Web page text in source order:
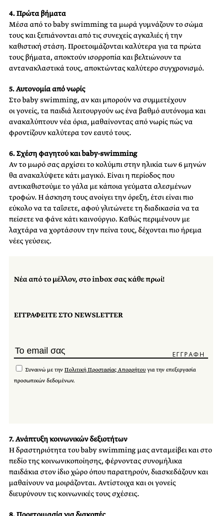
4. Πρώτα βήματα
Μέσα από το baby swimming τα μωρά γυμνάζουν το σώμα
τους και ξεπιάνονται από τις συνεχείς αγκαλιές ή την
καθιστική στάση. Προετοιμάζονται καλύτερα για τα πρώτα
τους βήματα, αποκτούν ισορροπία και βελτιώνουν τα
αντανακλαστικά τους, αποκτώντας καλύτερο συγχρονισμό.
5. Αυτονομία από νωρίς
Στο baby swimming, αν και μπορούν να συμμετέχουν
οι γονείς, τα παιδιά λειτουργούν ως ένα βαθμό αυτόνομα και
ανακαλύπτουν νέα όρια, μαθαίνοντας από νωρίς πώς να
φροντίζουν καλύτερα τον εαυτό τους.
6. Σχέση φαγητού και baby-swimming
Αν το μωρό σας αρχίσει το κολύμπι στην ηλικία των 6 μηνών
θα ανακαλύψετε κάτι μαγικό. Είναι η περίοδος που
αντικαθιστούμε το γάλα με κάποια γεύματα αλεσμένων
τροφών. Η άσκηση τους ανοίγει την όρεξη, έτσι είναι πιο
εύκολο να τα ταΐσετε, αφού γλιτώνετε τη διαδικασία να τα
πείσετε να φάνε κάτι καινούργιο. Καθώς περιμένουν με
λαχτάρα να χορτάσουν την πείνα τους, δέχονται πιο ήρεμα
νέες γεύσεις.
Νέα από το μέλλον, στο inbox σας κάθε πρωί!
ΕΓΓΡΑΦΕΙΤΕ ΣΤΟ NEWSLETTER
Συναινώ με την Πολιτική Προστασίας Απορρήτου για την επεξεργασία
προσωπικών δεδομένων.
7. Ανάπτυξη κοινωνικών δεξιοτήτων
Η δραστηριότητα του baby swimming μας ανταμείβει και στο
πεδίο της κοινωνικοποίησης, φέρνοντας συνομήλικα
παιδάκια στον ίδιο χώρο όπου παρατηρούν, διασκεδάζουν και
μαθαίνουν να μοιράζονται. Αντίστοιχα και οι γονείς
διευρύνουν τις κοινωνικές τους σχέσεις.